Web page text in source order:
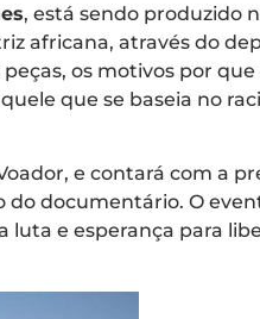
, está sendo produzido
africana, através do
os motivos por
que se baseia no
e contará com a
documentário. O
e esperança para